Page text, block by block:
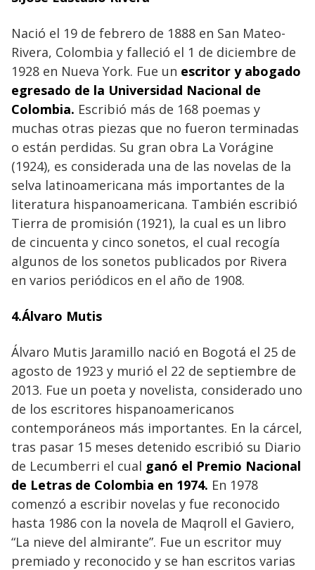
Nació el 19 de febrero de 1888 en San Mateo-
Rivera, Colombia y falleció el 1 de diciembre de
1928 en Nueva York. Fue un escritor y abogado
egresado de la Universidad Nacional de
Colombia. Escribió más de 168 poemas y
muchas otras piezas que no fueron terminadas
o están perdidas. Su gran obra La Vorágine
(1924), es considerada una de las novelas de la
selva latinoamericana más importantes de la
literatura hispanoamericana. También escribió
Tierra de promisión (1921), la cual es un libro
de cincuenta y cinco sonetos, el cual recogía
algunos de los sonetos publicados por Rivera
en varios periódicos en el año de 1908.
4.Álvaro Mutis
Álvaro Mutis Jaramillo nació en Bogotá el 25 de
agosto de 1923 y murió el 22 de septiembre de
2013. Fue un poeta y novelista, considerado uno
de los escritores hispanoamericanos
contemporáneos más importantes. En la cárcel,
tras pasar 15 meses detenido escribió su Diario
de Lecumberri el cual ganó el Premio Nacional
de Letras de Colombia en 1974. En 1978
comenzó a escribir novelas y fue reconocido
hasta 1986 con la novela de Maqroll el Gaviero,
“La nieve del almirante”. Fue un escritor muy
premiado y reconocido y se han escritos varias